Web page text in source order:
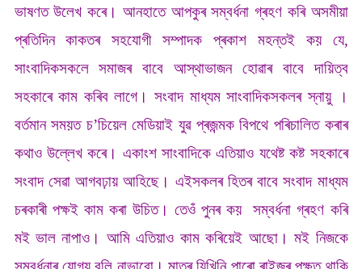
ভাষণত উলেখ কৰে। আনহাতে আপকুৰ সম্বৰ্ধনা গ্ৰহণ কৰি অসমীয়া
প্ৰতিদিন কাকতৰ সহযোগী সম্পাদক প্ৰকাশ মহন্তই কয় যে,
সাংবাদিকসকলে সমাজৰ বাবে আস্থাভাজন হোৱাৰ বাবে দায়িত্ব
সহকাৰে কাম কৰিব লাগে। সংবাদ মাধ্যম সাংবাদিকসকলৰ স্নায়ু ।
বৰ্তমান সময়ত চ’চিয়েল মেডিয়াই যুৱ প্ৰজন্মক বিপথে পৰিচালিত কৰাৰ
কথাও উল্লেখ কৰে। একাংশ সাংবাদিকে এতিয়াও যথেষ্ট কষ্ট সহকাৰে
সংবাদ সেৱা আগবঢ়ায় আহিছে। এইসকলৰ হিতৰ বাবে সংবাদ মাধ্যম
চৰকাৰী পক্ষই কাম কৰা উচিত। তেওঁ পুনৰ কয় সম্বৰ্ধনা গ্ৰহণ কৰি
মই ভাল নাপাও। আমি এতিয়াও কাম কৰিয়েই আছো। মই নিজকে